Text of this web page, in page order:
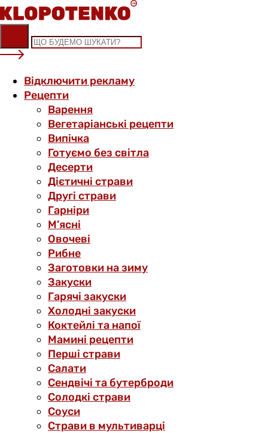
Skip
to
content
Відключити рекламу
Рецепти
Варення
Вегетаріанські рецепти
Випічка
Готуємо без світла
Десерти
Дієтичні страви
Другі страви
Гарніри
М’ясні
Овочеві
Рибне
Заготовки на зиму
Закуски
Гарячі закуски
Холодні закуски
Коктейлі та напої
Мамині рецепти
Перші страви
Салати
Сендвічі та бутерброди
Солодкі страви
Соуси
Страви в мультиварці